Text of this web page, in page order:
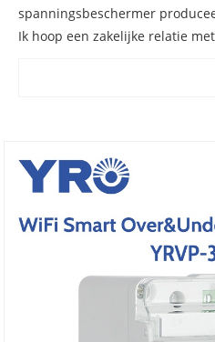
spanningsbeschermer
Ik hoop een zakelijke relatie